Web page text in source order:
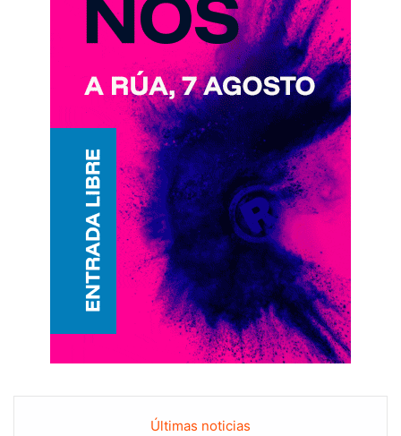
Últimas noticias